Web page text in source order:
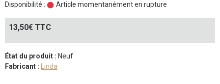
Disponibilité : Article momentanément en rupture
13,50€ TTC
État du produit : Neuf
Fabricant : Linda